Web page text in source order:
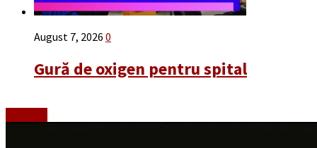
August 7, 2026 0
Gură de oxigen pentru spital